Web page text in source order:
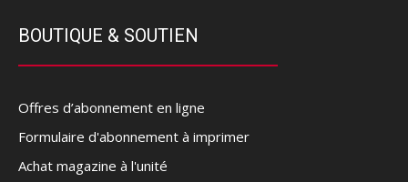
BOUTIQUE & SOUTIEN
Offres d’abonnement en ligne
Formulaire d'abonnement à imprimer
Achat magazine à l'unité